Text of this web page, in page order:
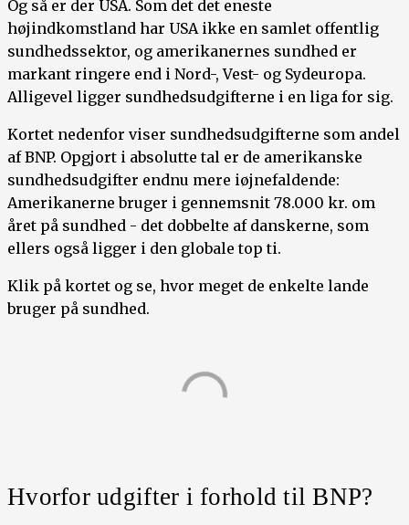
Og så er der USA. Som det det eneste
højindkomstland har USA ikke en samlet offentlig
sundhedssektor, og amerikanernes sundhed er
markant ringere end i Nord-, Vest- og Sydeuropa.
Alligevel ligger sundhedsudgifterne i en liga for sig.
Kortet nedenfor viser sundhedsudgifterne som andel
af BNP. Opgjort i absolutte tal er de amerikanske
sundhedsudgifter endnu mere iøjnefaldende:
Amerikanerne bruger i gennemsnit 78.000 kr. om
året på sundhed - det dobbelte af danskerne, som
ellers også ligger i den globale top ti.
Klik på kortet og se, hvor meget de enkelte lande
bruger på sundhed.
Hvorfor udgifter i forhold til BNP?